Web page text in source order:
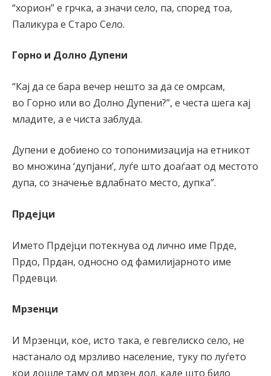
“хорион” е грчка, а значи село, па, според тоа,
Паликура е Старо Село.
Горно и Долно Дупени
“Кај да се бара вечер нешто за да се омрсам,
во Горно или во Долно Дупени?”, е честа шега кај
младите, а е чиста заблуда.
Дупени е добиено со топонимизација на етникот
во множина ‘дупјани’, луѓе што доаѓаат од местото
дупа, со значење вдлабнато место, дупка”.
Прдејци
Името Прдејци потекнува од лично име Прде,
Прдо, Прдан, односно од фамилијарното име
Прдевци.
Мрзенци
И Мрзенци, кое, исто така, е гевгелиско село, не
настанало од мрзливо население, туку по луѓето
кои дошле таму од мрзен дол, каде што било